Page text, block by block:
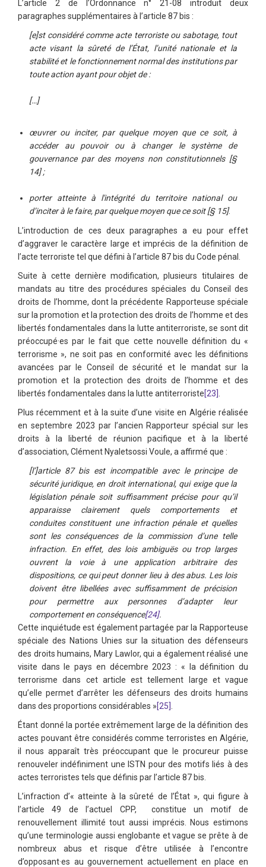
L’article 2 de l’Ordonnance n° 21-08 introduit deux
paragraphes supplémentaires à l’article 87 bis :
[e]st considéré comme acte terroriste ou sabotage, tout
acte visant la sûreté de l’État, l’unité nationale et la
stabilité et le fonctionnement normal des institutions par
toute action ayant pour objet de :
[…]
œuvrer ou inciter, par quelque moyen que ce soit, à
accéder au pouvoir ou à changer le système de
gouvernance par des moyens non constitutionnels [§
14] ;
porter atteinte à l'intégrité du territoire national ou
d’inciter à le faire, par quelque moyen que ce soit [§ 15].
L’introduction de ces deux paragraphes a eu pour effet
d’aggraver le caractère large et imprécis de la définition de
l’acte terroriste tel que défini à l’article 87 bis du Code pénal.
Suite à cette dernière modification, plusieurs titulaires de
mandats au titre des procédures spéciales du Conseil des
droits de l’homme, dont la précédente Rapporteuse spéciale
sur la promotion et la protection des droits de l’homme et des
libertés fondamentales dans la lutte antiterroriste, se sont dit
préoccupé·es par le fait que cette nouvelle définition du «
terrorisme », ne soit pas en conformité avec les définitions
avancées par le Conseil de sécurité et le mandat sur la
promotion et la protection des droits de l’homme et des
libertés fondamentales dans la lutte antiterroriste[23]
Plus récemment et à la suite d’une visite en Algérie réalisée
en septembre 2023 par l’ancien Rapporteur spécial sur les
droits à la liberté de réunion pacifique et à la liberté
d’association, Clément Nyaletsossi Voule, a affirmé que :
[l’]article 87 bis est incompatible avec le principe de
sécurité juridique, en droit international, qui exige que la
législation pénale soit suffisamment précise pour qu’il
apparaisse clairement quels comportements et
conduites constituent une infraction pénale et quelles
sont les conséquences de la commission d’une telle
infraction. En effet, des lois ambiguës ou trop larges
ouvrent la voie à une application arbitraire des
dispositions, ce qui peut donner lieu à des abus. Les lois
doivent être libellées avec suffisamment de précision
pour permettre aux personnes d’adapter leur
comportement en conséquence[24].
Cette inquiétude est également partagée par la Rapporteuse
spéciale des Nations Unies sur la situation des défenseurs
des droits humains, Mary Lawlor, qui a également réalisé une
visite dans le pays en décembre 2023 : « la définition du
terrorisme dans cet article est tellement large et vague
qu’elle permet d’arrêter les défenseurs des droits humains
dans des proportions considérables »[25]
Étant donné la portée extrêmement large de la définition des
actes pouvant être considérés comme terroristes en Algérie,
il nous apparaît très préoccupant que le procureur puisse
renouveler indéfiniment une ISTN pour des motifs liés à des
actes terroristes tels que définis par l’article 87 bis.
L’infraction d’« atteinte à la sûreté de l’État », qui figure à
l’article 49 de l’actuel CPP, constitue un motif de
renouvellement illimité tout aussi imprécis. Nous estimons
qu’une terminologie aussi englobante et vague se prête à de
nombreux abus et risque d’être utilisée à l’encontre
d’opposant·es au gouvernement actuellement en place en